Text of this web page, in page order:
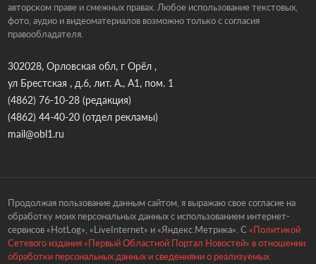
авторском праве и смежных правах. Любое использование текстовых,
фото, аудио и видеоматериалов возможно только с согласия
правообладателя.
302028, Орловская обл, г Орёл ,
ул Брестская , д.6, лит. А., А1, пом. 1
(4862) 76-10-28(редакция)
(4862) 44-40-20(отдел рекламы)
mail@obl1.ru
Продолжая пользование данным сайтом, я выражаю свое согласие на
обработку моих персональных данных с использованием интернет-
сервисов «HotLog», «LiveInternet» и «Яндекс.Метрика». С «Политикой
Сетевого издания «Первый Областной Портал Новостей» в отношении
обработки персональных данных и сведениями о реализуемых